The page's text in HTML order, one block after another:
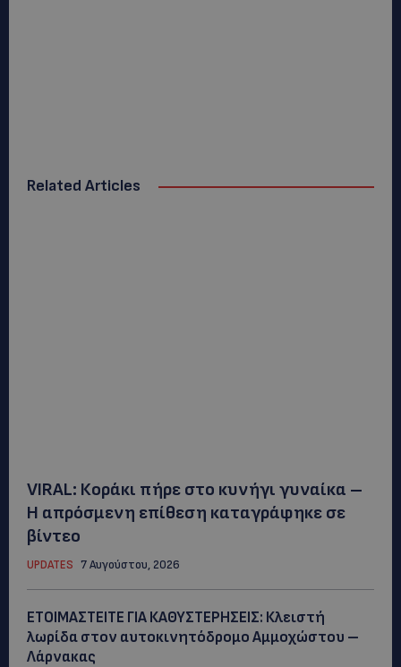
Related Articles
VIRAL: Κοράκι πήρε στο κυνήγι γυναίκα –
Η απρόσμενη επίθεση καταγράφηκε σε
βίντεο
UPDATES 7 Αυγούστου, 2026
ΕΤΟΙΜΑΣΤΕΙΤΕ ΓΙΑ ΚΑΘΥΣΤΕΡΗΣΕΙΣ: Κλειστή
λωρίδα στον αυτοκινητόδρομο Αμμοχώστου –
Λάρνακας